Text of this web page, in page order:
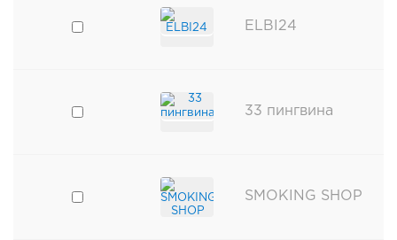
ELBI24
33 пингвина
SMOKING SHOP